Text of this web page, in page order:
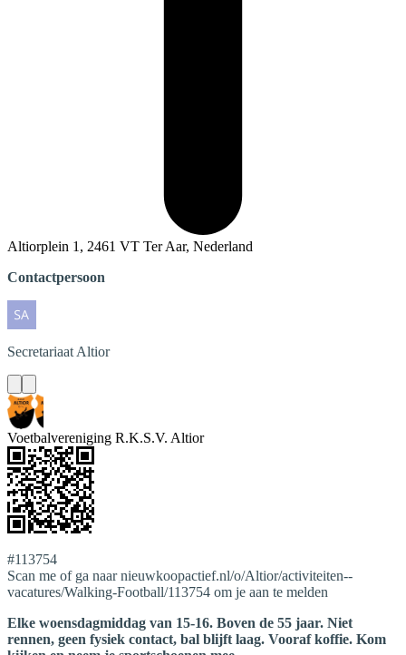
Altiorplein 1, 2461 VT Ter Aar, Nederland
Contactpersoon
Secretariaat Altior
Voetbalvereniging R.K.S.V. Altior
#113754
Scan me of ga naar nieuwkoopactief.nl/o/Altior/activiteiten--
vacatures/Walking-Football/113754 om je aan te melden
Elke woensdagmiddag van 15-16. Boven de 55 jaar. Niet
rennen, geen fysiek contact, bal blijft laag. Vooraf koffie. Kom